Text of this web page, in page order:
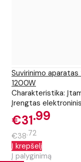
Suvirinimo
1200W
Charakteristika:
Įrengtas
€31 99
€38 72
Į krepšelį
Į palyginimą